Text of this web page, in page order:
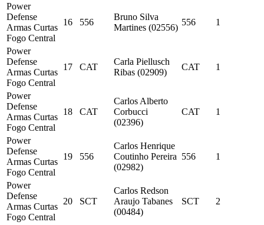
Power
Defense
Armas Curtas
Fogo Central
16 556
Bruno Silva
Martines (02556)
556 1
Power
Defense
Armas Curtas
Fogo Central
17 CAT
Carla Piellusch
Ribas (02909)
CAT 1
Power
Defense
Armas Curtas
Fogo Central
18 CAT
Carlos Alberto
Corbucci
(02396)
CAT 1
Power
Defense
Armas Curtas
Fogo Central
19 556
Carlos Henrique
Coutinho Pereira
(02982)
556 1
Power
Defense
Armas Curtas
Fogo Central
20 SCT
Carlos Redson
Araujo Tabanes
(00484)
SCT 2